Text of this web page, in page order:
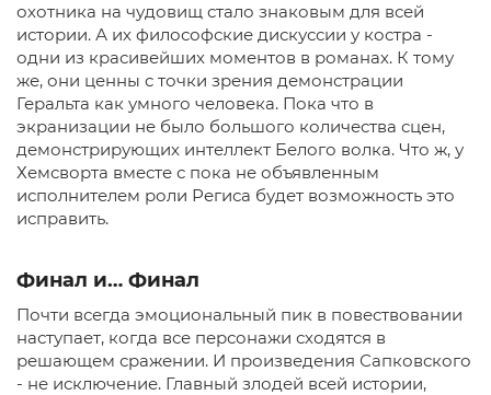
охотника на чудовищ стало знаковым для всей
истории. А их философские дискуссии у костра -
одни из красивейших моментов в романах. К тому
же, они ценны с точки зрения демонстрации
Геральта как умного человека. Пока что в
экранизации не было большого количества сцен,
демонстрирующих интеллект Белого волка. Что ж, у
Хемсворта вместе с пока не объявленным
исполнителем роли Региса будет возможность это
исправить.
Финал и… Финал
Почти всегда эмоциональный пик в повествовании
наступает, когда все персонажи сходятся в
решающем сражении. И произведения Сапковского
- не исключение. Главный злодей всей истории,